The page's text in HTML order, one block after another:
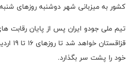
کشور به میزبانی شهر دوشنبه روزهای
تیم ملی جودو ایران پس از پایان رقابت
خود را پشت سر بگذارد.